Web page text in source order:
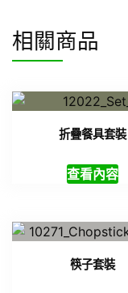
相關商品
折疊餐具套裝
查看內容
筷子套裝